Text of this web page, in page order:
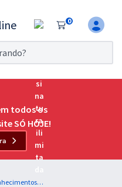
0
da
todos os
SÓ HOJE!
CFO - Conselho Federal de Odontologia - Conhecimentos Básicos e Complementares Comuns para Todos os Cargos